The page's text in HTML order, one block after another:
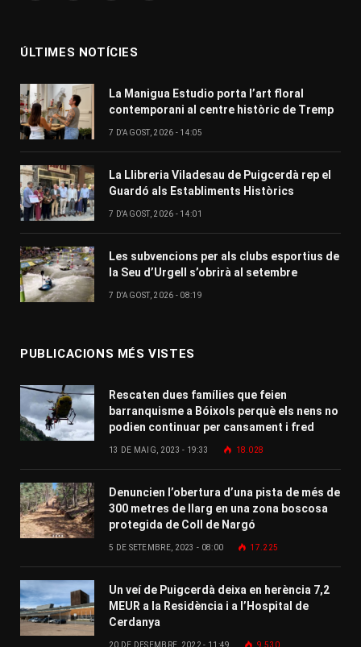
ÚLTIMES NOTÍCIES
La Manigua Estudio porta l’art floral
contemporani al centre històric de Tremp
7 D'AGOST, 2026 - 14:05
La Llibreria Viladesau de Puigcerdà rep el
Guardó als Establiments Històrics
7 D'AGOST, 2026 - 14:01
Les subvencions per als clubs esportius de
la Seu d’Urgell s’obrirà al setembre
7 D'AGOST, 2026 - 08:19
PUBLICACIONS MÉS VISTES
Rescaten dues famílies que feien
barranquisme a Bóixols perquè els nens no
podien continuar per cansament i fred
13 DE MAIG, 2023 - 19:33 18.028
Denuncien l’obertura d’una pista de més de
300 metres de llarg en una zona boscosa
protegida de Coll de Nargó
5 DE SETEMBRE, 2023 - 08:00 17.225
Un veí de Puigcerdà deixa en herència 7,2
MEUR a la Residència i a l’Hospital de
Cerdanya
20 DE DESEMBRE, 2022 - 11:49 9.530